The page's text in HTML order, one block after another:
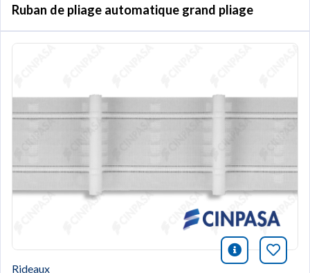
Ruban de pliage automatique grand pliage
icono
Rideaux